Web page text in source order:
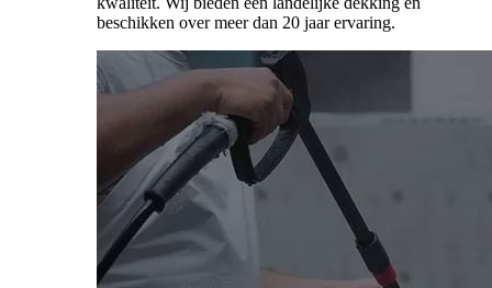
beschikken over meer dan 20 jaar ervaring.